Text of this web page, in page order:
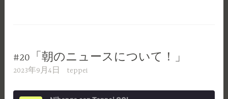
#20「朝のニュースについて！」
2023年9月4日 teppei